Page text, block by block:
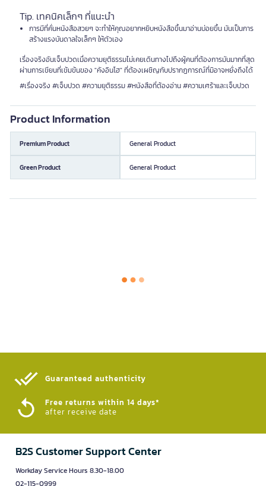
Tip. เทคนิคเล็กๆ ที่แนะนำ
การมีที่คั่นหนังสือสวยๆ จะทำให้คุณอยากหยิบหนังสือขึ้นมาอ่านบ่อยขึ้น มันเป็นการ
สร้างแรงบันดาลใจเล็กๆ ให้ตัวเอง
เรื่องจริงอันเจ็บปวดเมื่อความยุติธรรมไม่เคยเดินทางไปถึงผู้คนที่ต้องการมันมากที่สุด
ผ่านการเขียนที่เข้มข้นของ "คังอินโฮ" ที่ต้องเผชิญกับปรากฏการณ์ที่มิอาจหยั่งถึงได้
#เรื่องจริง #เจ็บปวด #ความยุติธรรม #หนังสือที่ต้องอ่าน #ความเศร้าและเจ็บปวด
Product Information
Premium Product General Product
Green Product General Product
Guaranteed authenticity​
Free returns within 14 days*
after receive date
B2S Customer Support Center
Workday Service Hours 8.30-18.00
02-115-0999